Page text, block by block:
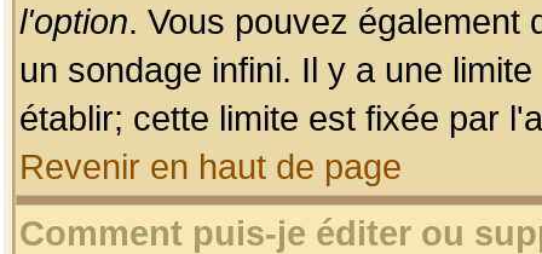
l'option. Vous pouvez également
un sondage infini. Il y a une
établir; cette limite est fixée par
Revenir en haut de page
Comment puis-je éditer ou